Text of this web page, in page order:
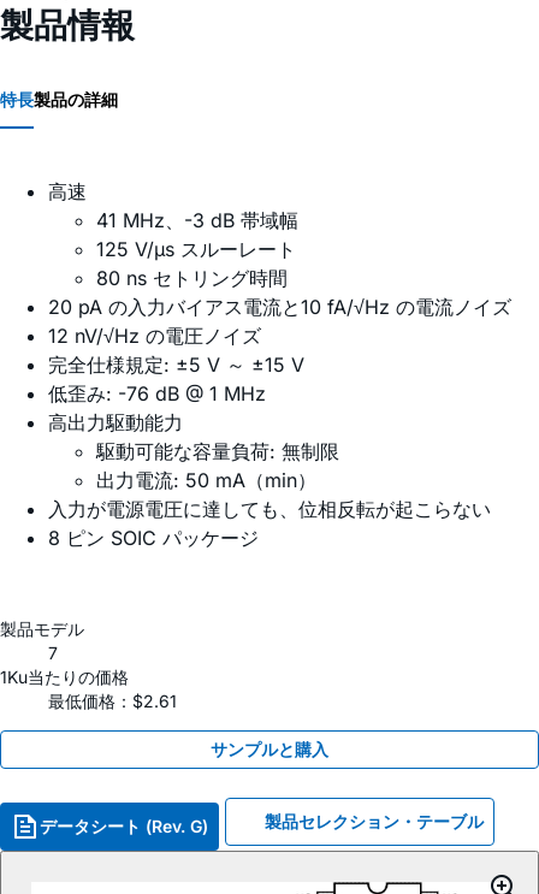
製品情報
特長製品の詳細
高速
41 MHz、-3 dB 帯域幅
125 V/µs スルーレート
80 ns セトリング時間
20 pA の入力バイアス電流と10 fA/√Hz の電流ノイズ
12 nV/√Hz の電圧ノイズ
完全仕様規定: ±5 V ～ ±15 V
低歪み: -76 dB @ 1 MHz
高出力駆動能力
駆動可能な容量負荷: 無制限
出力電流: 50 mA（min）
入力が電源電圧に達しても、位相反転が起こらない
8 ピン SOIC パッケージ
製品モデル
7
1Ku当たりの価格
最低価格：$2.61
サンプルと購入
データシート (Rev. G) 製品セレクション・テーブル